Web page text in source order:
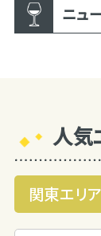
ニュ
人気
関東エリア